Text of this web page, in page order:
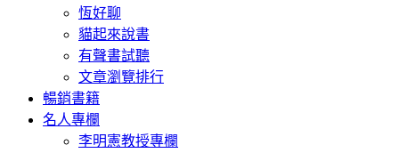
恆好聊
貓起來說書
有聲書試聽
文章瀏覽排行
暢銷書籍
名人專欄
李明憲教授專欄